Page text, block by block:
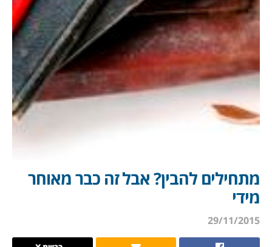
מתחילים להבין? אבל זה כבר מאוחר
מידי
29/11/2015